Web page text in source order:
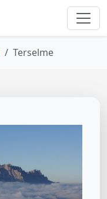
Terselme